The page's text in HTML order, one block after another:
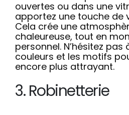
ouvertes ou dans une
apportez une touche de
Cela crée une
chaleureuse, tout en
personnel. N’hésitez pas
couleurs et les motifs
encore plus attrayant.
3. Robinetterie